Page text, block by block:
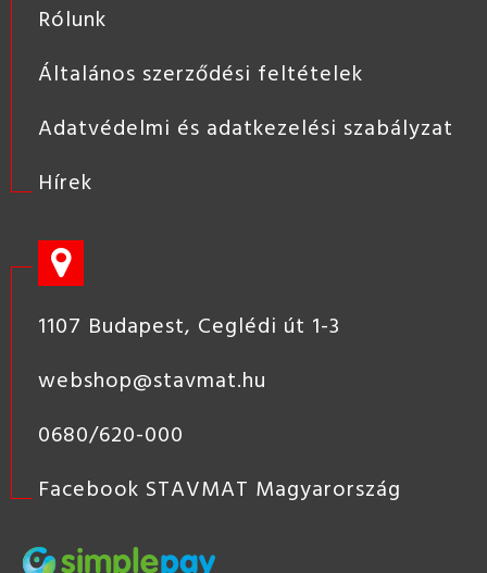
Rólunk
Általános szerződési feltételek
Adatvédelmi és adatkezelési szabályzat
Hírek
1107 Budapest, Ceglédi út 1-3
webshop@stavmat.hu
0680/620-000
Facebook STAVMAT Magyarország